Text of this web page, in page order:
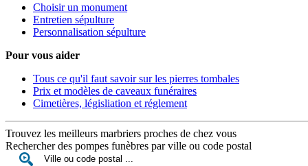
Choisir un monument
Entretien sépulture
Personnalisation sépulture
Pour vous aider
Tous ce qu'il faut savoir sur les pierres tombales
Prix et modèles de caveaux funéraires
Cimetières, législiation et réglement
Trouvez les meilleurs marbriers proches de chez vous
Rechercher des pompes funèbres par ville ou code postal